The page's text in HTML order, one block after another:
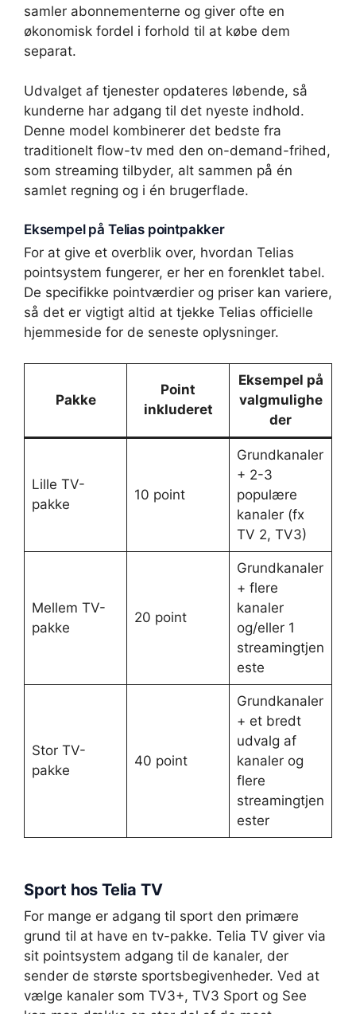
samler abonnementerne og giver ofte en
økonomisk fordel i forhold til at købe dem
separat.
Udvalget af tjenester opdateres løbende, så
kunderne har adgang til det nyeste indhold.
Denne model kombinerer det bedste fra
traditionelt flow-tv med den on-demand-frihed,
som streaming tilbyder, alt sammen på én
samlet regning og i én brugerflade.
Eksempel på Telias pointpakker
For at give et overblik over, hvordan Telias
pointsystem fungerer, er her en forenklet tabel.
De specifikke pointværdier og priser kan variere,
så det er vigtigt altid at tjekke Telias officielle
hjemmeside for de seneste oplysninger.
Pakke
Point
inkluderet
Eksempel på
valgmulighe
der
Lille TV-
pakke
10 point
Grundkanaler
+ 2-3
populære
kanaler (fx
TV 2, TV3)
Mellem TV-
pakke
20 point
Grundkanaler
+ flere
kanaler
og/eller 1
streamingtjen
este
Stor TV-
pakke
40 point
Grundkanaler
+ et bredt
udvalg af
kanaler og
flere
streamingtjen
ester
Sport hos Telia TV
For mange er adgang til sport den primære
grund til at have en tv-pakke. Telia TV giver via
sit pointsystem adgang til de kanaler, der
sender de største sportsbegivenheder. Ved at
vælge kanaler som TV3+, TV3 Sport og See